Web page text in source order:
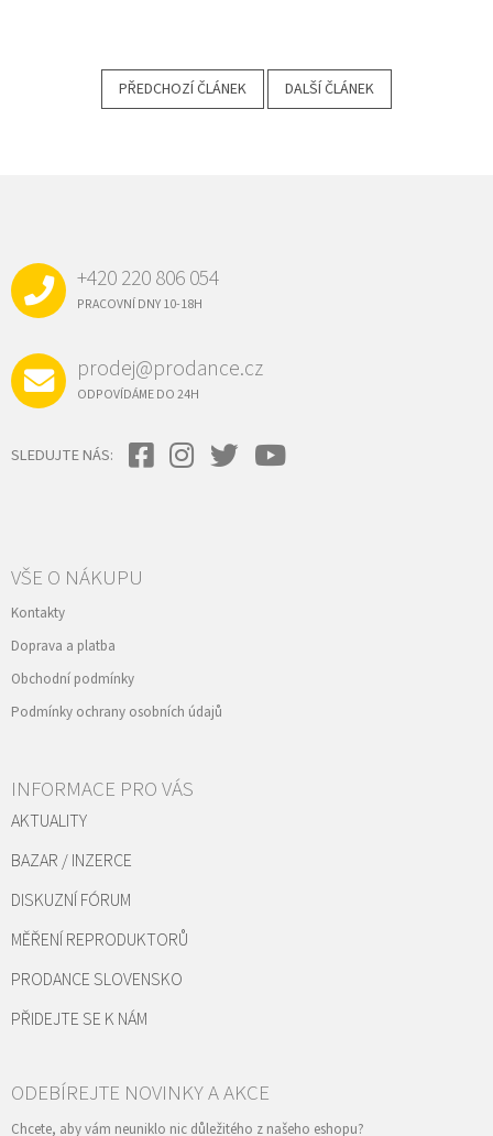
PŘEDCHOZÍ ČLÁNEK DALŠÍ ČLÁNEK
+420 220 806 054
PRACOVNÍ DNY 10-18H
prodej@prodance.cz
ODPOVÍDÁME DO 24H
SLEDUJTE NÁS:
VŠE O NÁKUPU
Kontakty
Doprava a platba
Obchodní podmínky
Podmínky ochrany osobních údajů
INFORMACE PRO VÁS
AKTUALITY
BAZAR / INZERCE
DISKUZNÍ FÓRUM
MĚŘENÍ REPRODUKTORŮ
PRODANCE SLOVENSKO
PŘIDEJTE SE K NÁM